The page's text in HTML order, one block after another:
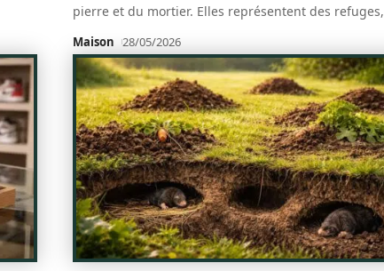
pierre et du mortier. Elles représentent des refuges,
Maison 28/05/2026